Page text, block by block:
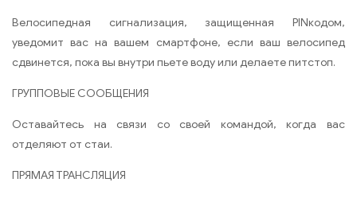
Велосипедная сигнализация, защищенная PINкодом,
уведомит вас на вашем смартфоне, если ваш велосипед
сдвинется, пока вы внутри пьете воду или делаете питстоп.
ГРУППОВЫЕ СООБЩЕНИЯ
Оставайтесь на связи со своей командой, когда вас
отделяют от стаи.
ПРЯМАЯ ТРАНСЛЯЦИЯ